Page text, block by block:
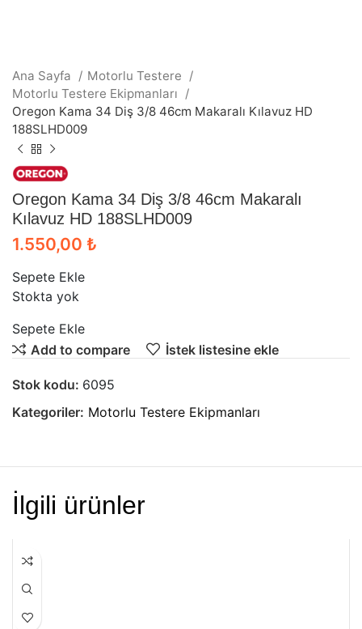
Ana Sayfa
Motorlu Testere
Motorlu Testere Ekipmanları
Oregon Kama 34 Diş 3/8 46cm Makaralı Kılavuz HD
188SLHD009
Oregon Kama 34 Diş 3/8 46cm Makaralı
Kılavuz HD 188SLHD009
1.550,00 ₺
Sepete Ekle
Stokta yok
Sepete Ekle
Add to compare
İstek listesine ekle
Stok kodu: 6095
Kategoriler: Motorlu Testere Ekipmanları
İlgili ürünler